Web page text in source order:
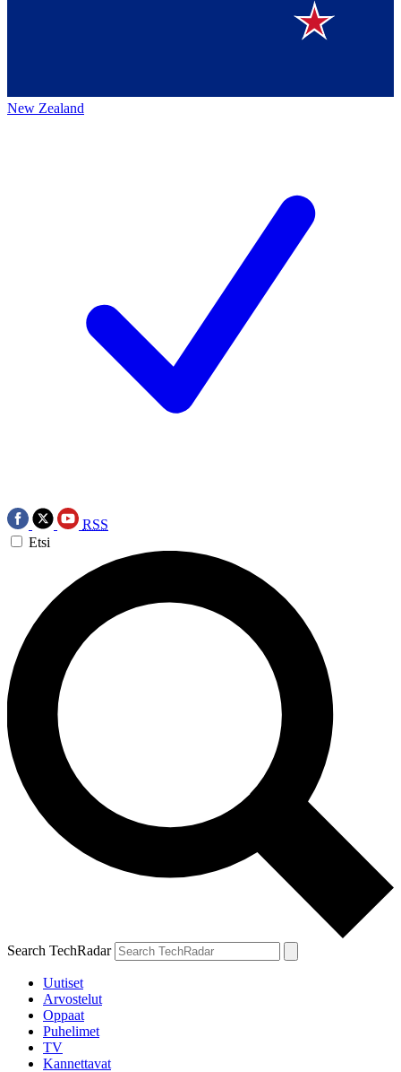
New Zealand
RSS
Etsi
Search TechRadar
Uutiset
Arvostelut
Oppaat
Puhelimet
TV
Kannettavat